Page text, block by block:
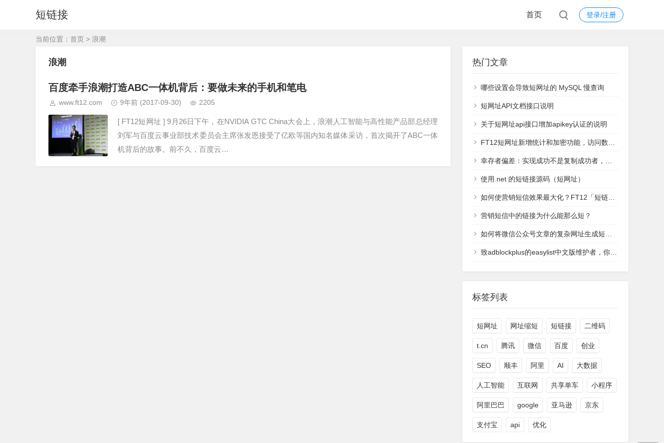
短链接 登录/注册
首页
当前位置： 首页 > 浪潮
浪潮
百度牵手浪潮打造ABC一体机背后：要做未来的手机和笔电
www.ft12.com 9年前 (2017-09-30) 2205
[ FT12短网址 ] 9月26日下午，在NVIDIA GTC China大会上，浪潮人工智能与高性能产品部总经理
刘军与百度云事业部技术委员会主席张发恩接受了亿欧等国内知名媒体采访，首次揭开了ABC一体
机背后的故事。前不久，百度云…
热门文章
哪些设置会导致短网址的 MySQL 慢查询
短网址API文档接口说明
关于短网址api接口增加apikey认证的说明
FT12短网址新增统计和加密功能，访问数据实时查看
幸存者偏差：实现成功不是复制成功者，而是学习失败者
使用.net 的短链接源码（短网址）
如何使营销短信效果最大化？FT12「短链接」统计功能来支招
营销短信中的链接为什么能那么短？
如何将微信公众号文章的复杂网址生成短网址
致adblockplus的easylist中文版维护者，你们太过分了
标签列表
短网址 网址缩短 短链接 二维码
t.cn 腾讯 微信 百度 创业
SEO 顺丰 阿里 AI 大数据
人工智能 互联网 共享单车 小程序
阿里巴巴 google 亚马逊 京东
支付宝 api 优化